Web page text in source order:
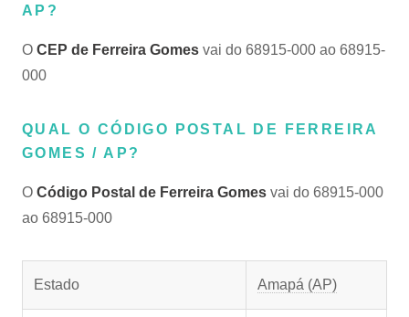
AP?
O CEP de Ferreira Gomes vai do 68915-000 ao 68915-
000
QUAL O CÓDIGO POSTAL DE FERREIRA
GOMES / AP?
O Código Postal de Ferreira Gomes vai do 68915-000
ao 68915-000
Estado Amapá (AP)